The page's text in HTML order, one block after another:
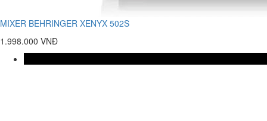
MIXER BEHRINGER XENYX 502S
1.998.000 VNĐ